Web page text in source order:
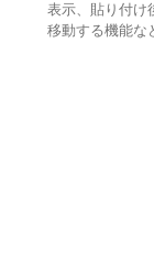
表示、貼り付け
移動する機能な